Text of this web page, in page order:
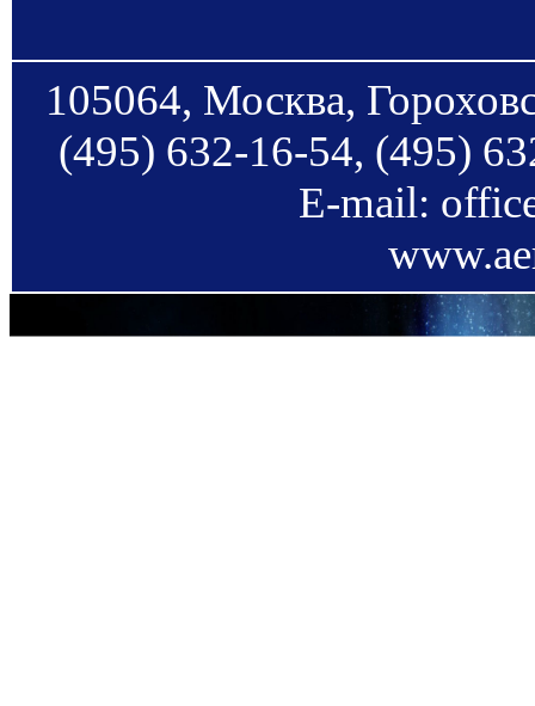
105064, Москва,
(495) 632-16-54, (495)
E-mail: